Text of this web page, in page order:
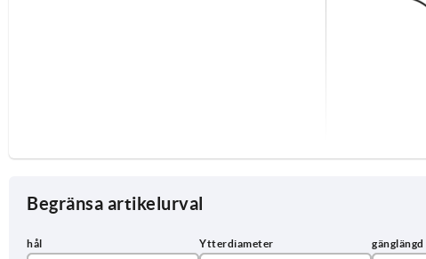
Begränsa artikelurval